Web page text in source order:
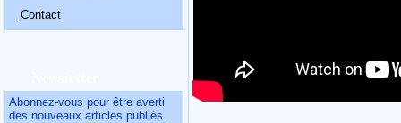
Contact
Abonnez-vous pour être averti
des nouveaux articles publiés.